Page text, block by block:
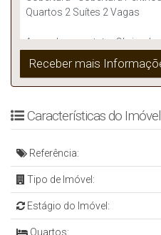
Características do Imóvel
Referência:
Tipo de Imóvel:
Estágio do Imóvel:
Quartos: